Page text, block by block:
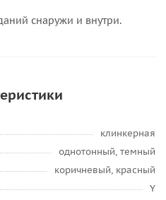
снаружи и внутри.
клинкерная
однотонный, темный
коричневый, красный
Y